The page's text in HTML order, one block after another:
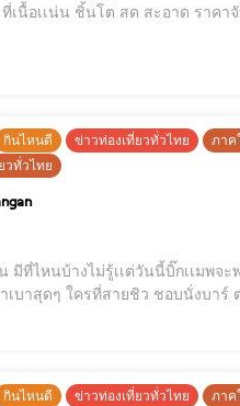
กินไหนดี ข่าวท่องเที่ยวทั่วไทย ภาค
วทั่วไทย
นนี้บิ๊กเเมพจะพามาร้าน Summer Bar ที่สายดื่มต้องไม่พลาด บรรยากาศใ
เทล รสชาติเลิศ นุ่มนวล ดื่มง่ายเเต่ไม่ร่วง
กินไหนดี ข่าวท่องเที่ยวทั่วไทย ภาค